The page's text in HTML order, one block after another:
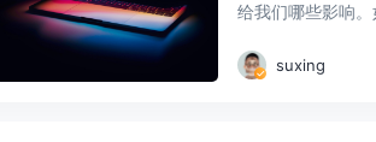
给我们哪些影响
suxing